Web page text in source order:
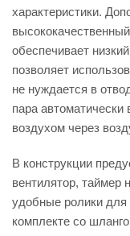
характеристики.
обеспечивает
позволяет
не нуждается в
пара
воздухом через
В конструкции
вентилятор, таймер
удобные ролики
комплекте со